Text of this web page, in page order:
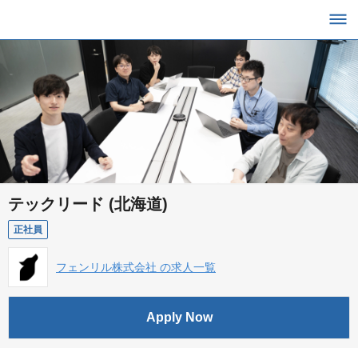
テックリード (北海道)
正社員
フェンリル株式会社 の求人一覧
Apply Now